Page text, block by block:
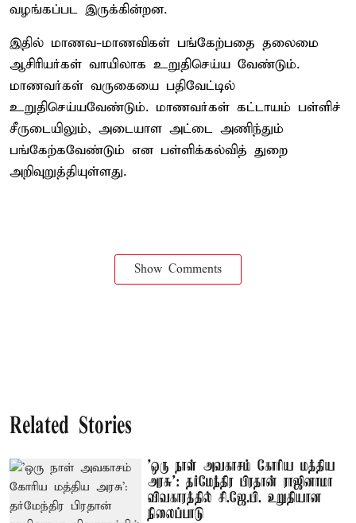
வழங்கப்பட இருக்கின்றன.
இதில் மாணவ-மாணவிகள் பங்கேற்பதை தலைமை
ஆசிரியர்கள் வாயிலாக உறுதிசெய்ய வேண்டும்.
மாணவர்கள் வருகையை பதிவேட்டில்
உறுதிசெய்யவேண்டும். மாணவர்கள் கட்டாயம் பள்ளிச்
சீருடையிலும், அடையாள அட்டை அணிந்தும்
பங்கேற்கவேண்டும் என பள்ளிக்கல்வித் துறை
அறிவுறுத்தியுள்ளது.
Show Comments
Related Stories
'ஒரு நாள் அவகாசம் கோரிய மத்திய
அரசு': தர்மேந்திர பிரதான் ராஜினாமா
விவகாரத்தில் சி.ஜே.பி. உறுதியான
நிலைப்பாடு